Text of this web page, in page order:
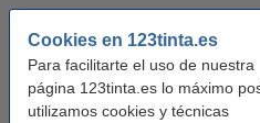
Cookies en 123tinta.es
Para facilitarte el uso de nuestra
página 123tinta.es lo máximo
utilizamos cookies y técnicas
productos.
123tinta enviará los premios
Peninsular.